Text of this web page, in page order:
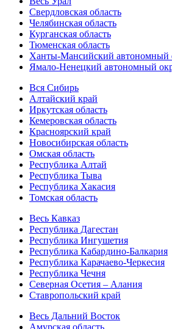
Свердловская область
Челябинская область
Курганская область
Тюменская область
Ханты-Мансийский автономный
Ямало-Ненецкий автономный
Вся Сибирь
Алтайский край
Иркутская область
Кемеровская область
Красноярский край
Новосибирская область
Омская область
Республика Алтай
Республика Тыва
Республика Хакасия
Томская область
Весь Кавказ
Республика Дагестан
Республика Ингушетия
Республика Кабардино-Балкария
Республика Карачаево-Черкесия
Республика Чечня
Северная Осетия – Алания
Ставропольский край
Весь Дальний Восток
Амурская область